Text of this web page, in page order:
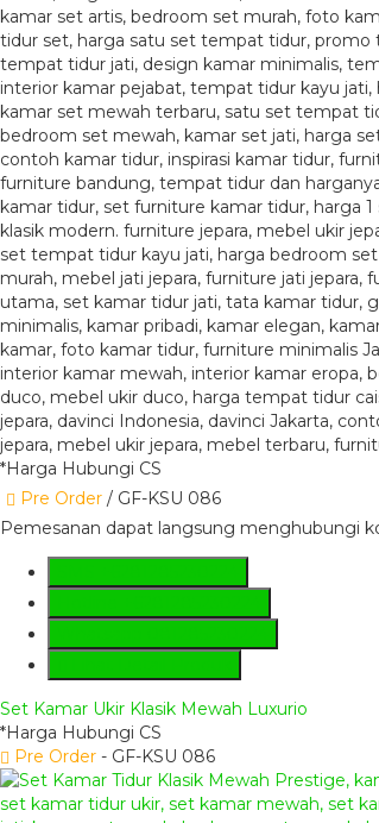
*Harga Hubungi CS
Pre Order / GF-KSU 086
Pemesanan dapat langsung menghubungi
Set Kamar Ukir Klasik Mewah Luxurio
*Harga Hubungi CS
Pre Order - GF-KSU 086